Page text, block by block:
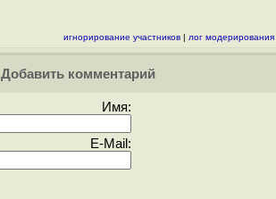
игнорирование участников | лог модерирования
Добавить комментарий
Имя:
E-Mail: